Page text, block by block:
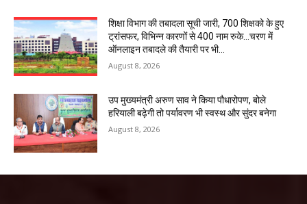
शिक्षा विभाग की तबादला सूची जारी, 700 शिक्षको के हुए
ट्रांसफर, विभिन्न कारणों से 400 नाम रुके…चरण में
ऑनलाइन तबादले की तैयारी पर भी...
August 8, 2026
उप मुख्यमंत्री अरुण साव ने किया पौधारोपण, बोले
हरियाली बढ़ेगी तो पर्यावरण भी स्वस्थ और सुंदर बनेगा
August 8, 2026